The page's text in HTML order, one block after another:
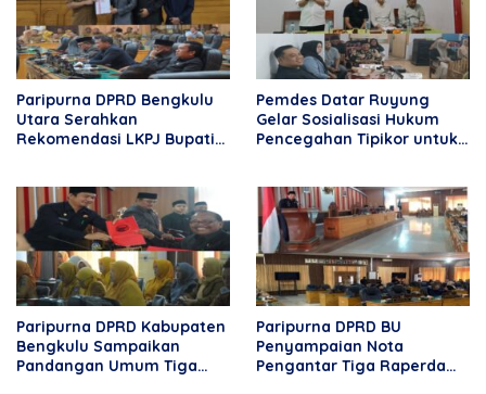
Paripurna DPRD Bengkulu
Utara Serahkan
Rekomendasi LKPJ Bupati
Anggaran
Pemdes Datar Ruyung
Gelar Sosialisasi Hukum
Pencegahan Tipikor untuk
Paripurna DPRD Kabupaten
Bengkulu Sampaikan
Pandangan Umum Tiga
Paripurna DPRD BU
Penyampaian Nota
Pengantar Tiga Raperda